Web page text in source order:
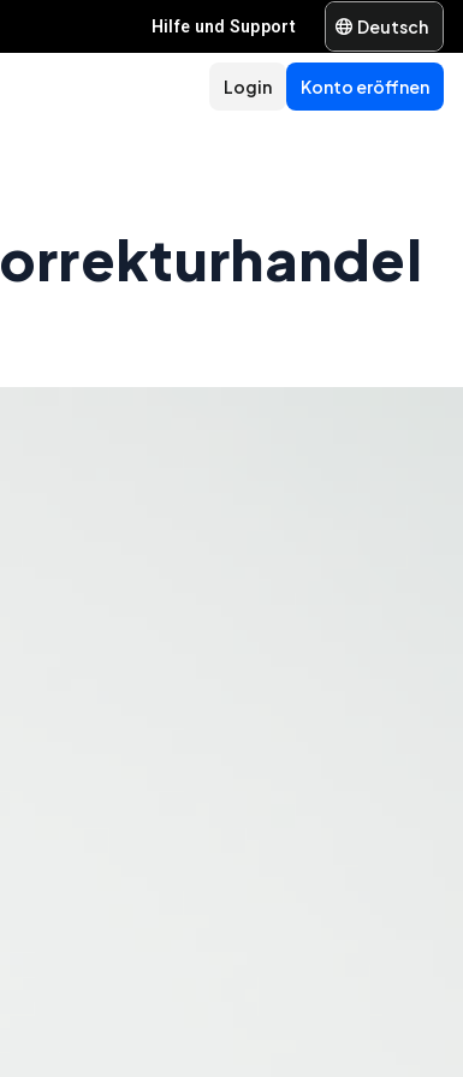
Hilfe und Support Deutsch
Konto eröffnen
Login